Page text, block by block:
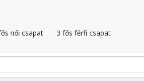
női csapat 3 fős férfi csapat